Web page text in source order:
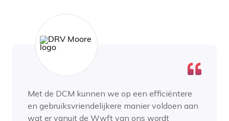
Met de DCM kunnen we op een efficiëntere
en gebruiksvriendelijkere manier voldoen aan
wat er vanuit de Wwft van ons wordt